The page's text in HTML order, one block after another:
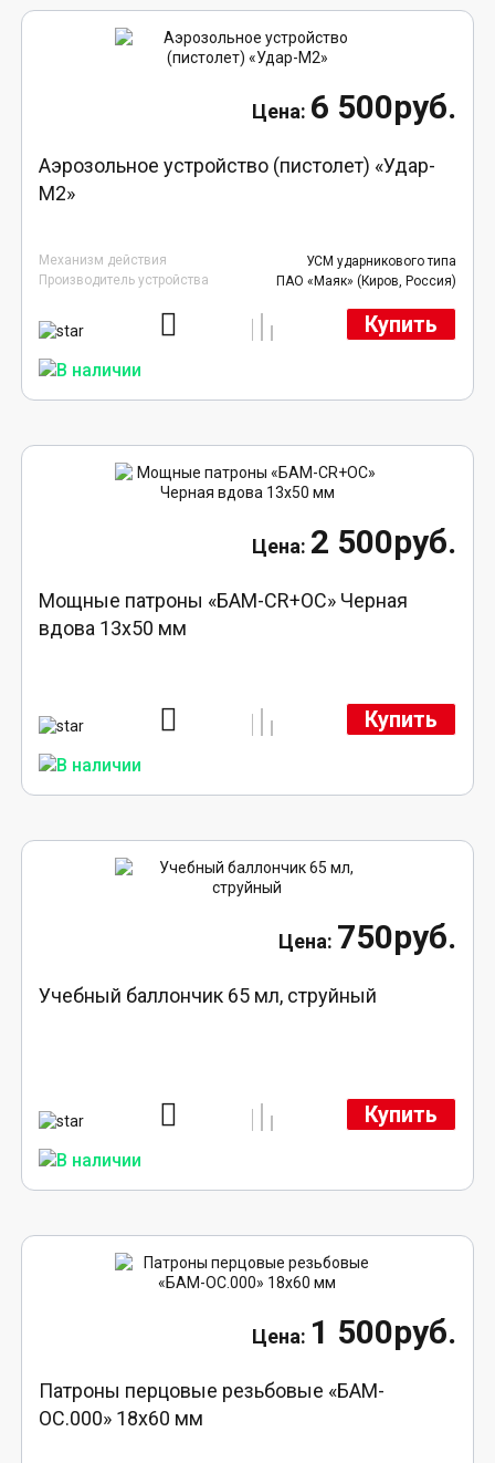
6 500руб.
Аэрозольное устройство (пистолет) «Удар-
М2»
Механизм действия
УСМ ударникового типа
Производитель устройства
ПАО «Маяк» (Киров, Россия)
Купить
2 500руб.
Мощные патроны «БАМ-CR+ОС» Черная
вдова 13х50 мм
Купить
750руб.
Учебный баллончик 65 мл, струйный
Купить
1 500руб.
Патроны перцовые резьбовые «БАМ-
ОС.000» 18х60 мм